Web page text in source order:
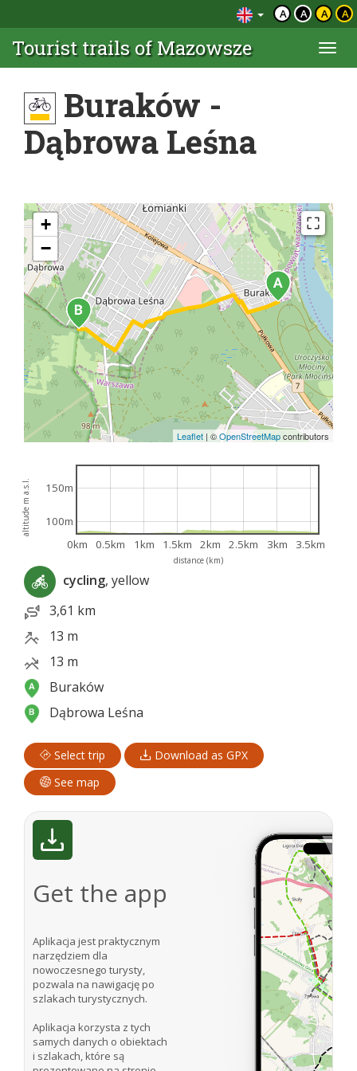
A A A A
Tourist trails of Mazowsze
Buraków -
Dąbrowa Leśna
+
−
Leaflet | ©OpenStreetMapcontributors
distance (km)
altitude m a.s.l.
0km 0.5km 1km 1.5km 2km 2.5km 3km 3.5km
100m
150m
cycling, yellow
3,61 km
13 m
13 m
Buraków
Dąbrowa Leśna
Select trip
Download as GPX
See map
Get the app
Aplikacja jest praktycznym
narzędziem dla
nowoczesnego turysty,
pozwala na nawigację po
szlakach turystycznych.
Aplikacja korzysta z tych
samych danych o obiektach
i szlakach, które są